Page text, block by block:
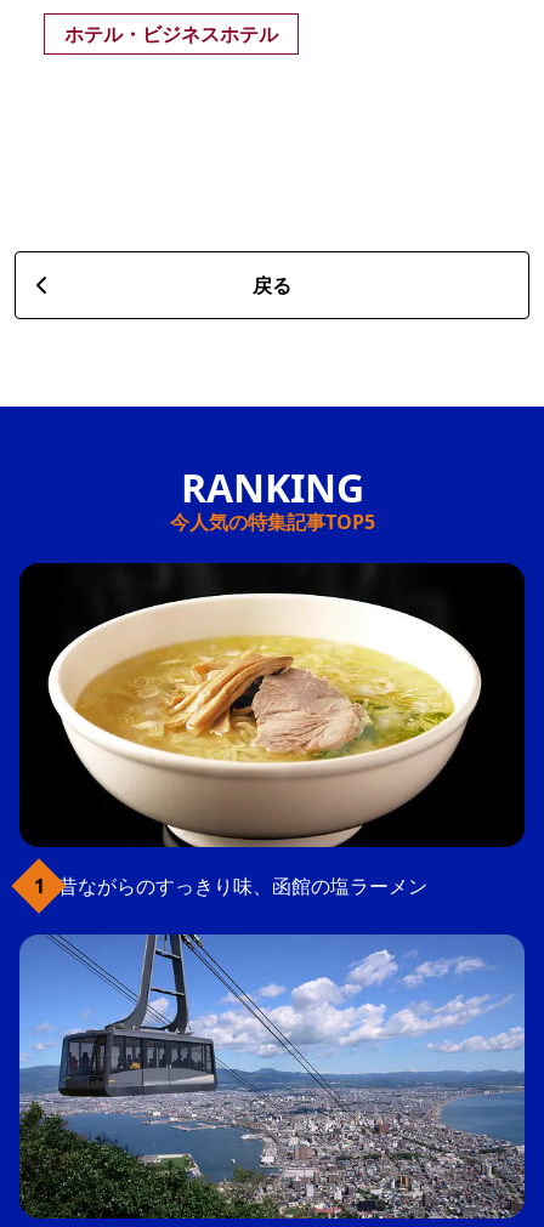
ホテル・ビジネスホテル
戻る
今人気の特集記事TOP5
昔ながらのすっきり味、函館の塩ラーメン